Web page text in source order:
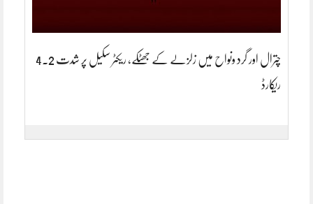
چترال اور گرد ونواح میں زلزلے کے جھٹکے، ریکٹر سکیل پر شدت 4.2
ریکارڈ